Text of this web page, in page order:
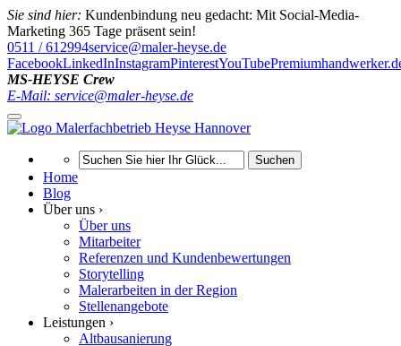
Sie sind hier: Kundenbindung neu gedacht: Mit Social-Media-
Marketing 365 Tage präsent sein!
0511 / 612994service@maler-heyse.de
FacebookLinkedInInstagramPinterestYouTube
MS-HEYSE Crew
E-Mail: service@maler-heyse.de
Suchen
Home
Blog
Über uns ›
Über uns
Mitarbeiter
Referenzen und Kundenbewertungen
Storytelling
Malerarbeiten in der Region
Stellenangebote
Leistungen ›
Altbausanierung